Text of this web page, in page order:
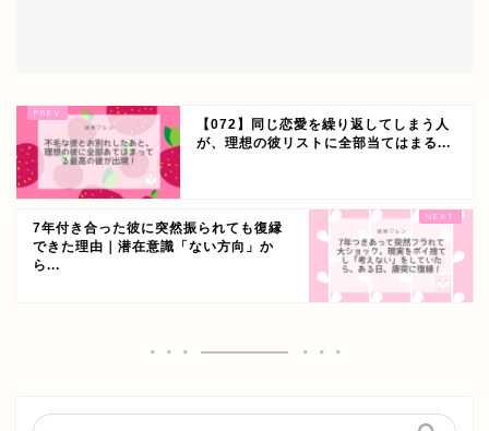
【072】同じ恋愛を繰り返してしまう人
が、理想の彼リストに全部当てはまる...
7年付き合った彼に突然振られても復縁
できた理由｜潜在意識「ない方向」か
ら...